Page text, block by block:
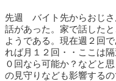
先週 バイト先からおじさ
話があった。家で話した
ようである。現在週２回
れば月１２回・・ここは
０回なら可能か？などと
の見守りなども影響する